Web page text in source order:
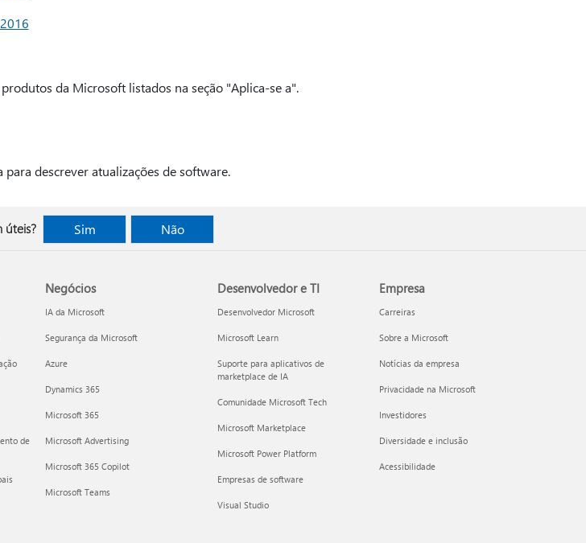
da Microsoft listados na seção "Aplica-se a".
descrever atualizações de software.
úteis? Sim Não
de
Negócios
IA da Microsoft
Segurança da Microsoft
Azure
Dynamics 365
Microsoft 365
Microsoft Advertising
Microsoft 365 Copilot
Microsoft Teams
Desenvolvedor e TI
Desenvolvedor Microsoft
Microsoft Learn
Suporte para aplicativos de
marketplace de IA
Comunidade Microsoft Tech
Microsoft Marketplace
Microsoft Power Platform
Empresas de software
Visual Studio
Empresa
Carreiras
Sobre a Microsoft
Notícias da empresa
Privacidade na Microsoft
Investidores
Diversidade e inclusão
Acessibilidade